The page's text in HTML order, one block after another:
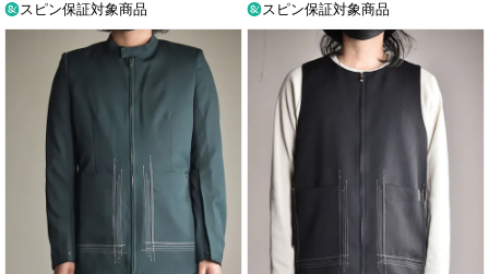
スピン保証対象商品 スピン保証対象商品